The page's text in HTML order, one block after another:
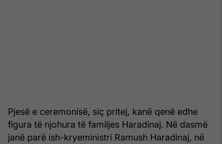
Pjesë e ceremonisë, siç pritej, kanë qenë edhe
figura të njohura të familjes Haradinaj. Në dasmë
janë parë ish-kryeministri Ramush Haradinaj, në